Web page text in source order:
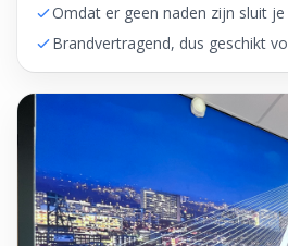
Omdat er geen naden zijn sluit
Brandvertragend, dus geschikt